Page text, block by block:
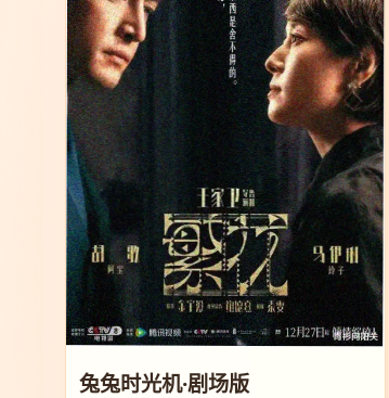
兔兔时光机·剧场版